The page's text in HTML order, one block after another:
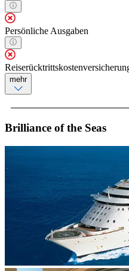
Persönliche Ausgaben
mehr
Brilliance of the Seas